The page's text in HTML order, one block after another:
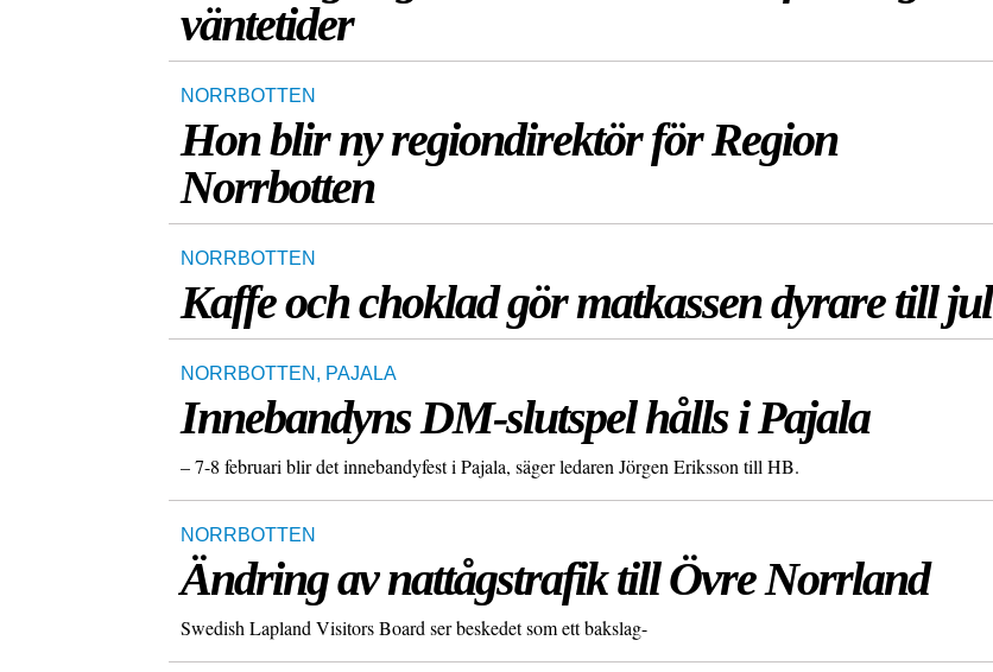
väntetider
NORRBOTTEN
Hon blir ny regiondirektör för Region
Norrbotten
NORRBOTTEN
Kaffe och choklad gör matkassen dyrare till jul
NORRBOTTEN , PAJALA
Innebandyns DM-slutspel hålls i Pajala
– 7-8 februari blir det innebandyfest i Pajala, säger ledaren Jörgen Eriksson till HB.
NORRBOTTEN
Ändring av nattågstrafik till Övre Norrland
Swedish Lapland Visitors Board ser beskedet som ett bakslag-